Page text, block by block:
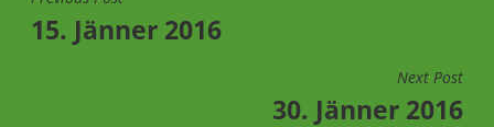
15. Jänner 2016
Next Post
30. Jänner 2016